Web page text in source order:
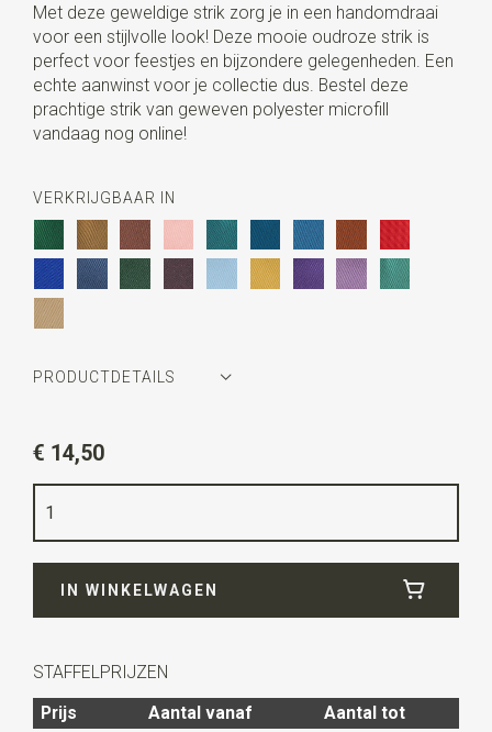
Met deze geweldige strik zorg je in een handomdraai
voor een stijlvolle look! Deze mooie oudroze strik is
perfect voor feestjes en bijzondere gelegenheden. Een
echte aanwinst voor je collectie dus. Bestel deze
prachtige strik van geweven polyester microfill
vandaag nog online!
VERKRIJGBAAR IN
PRODUCTDETAILS
oudroze
Kwaliteit
Lengte6 cm
€ 14,50
IN WINKELWAGEN
STAFFELPRIJZEN
Prijs
Aantal vanaf
Aantal tot